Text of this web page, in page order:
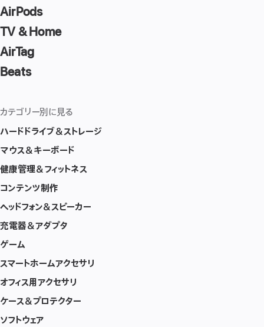
AirPods
TV & Home
AirTag
Beats
カテゴリー別に見る
ハードドライブ＆ストレージ
マウス＆キーボード
健康管理＆フィットネス
コンテンツ制作
ヘッドフォン＆スピーカー
充電器＆アダプタ
ゲーム
スマートホームアクセサリ
オフィス用アクセサリ
ケース＆プロテクター
ソフトウェア